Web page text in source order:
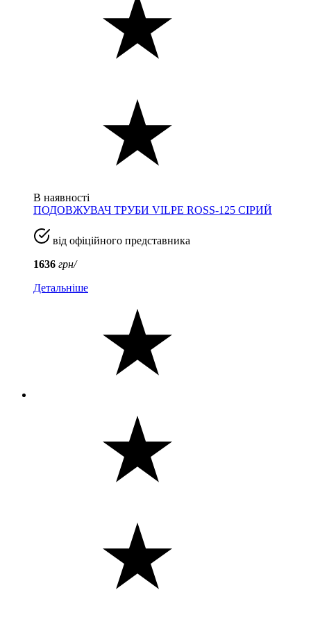
В наявності
ПОДОВЖУВАЧ ТРУБИ VILPE ROSS-125 СІРИЙ
від офіційного представника
1636 грн/
Детальніше